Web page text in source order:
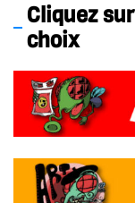
Cliquez
choix